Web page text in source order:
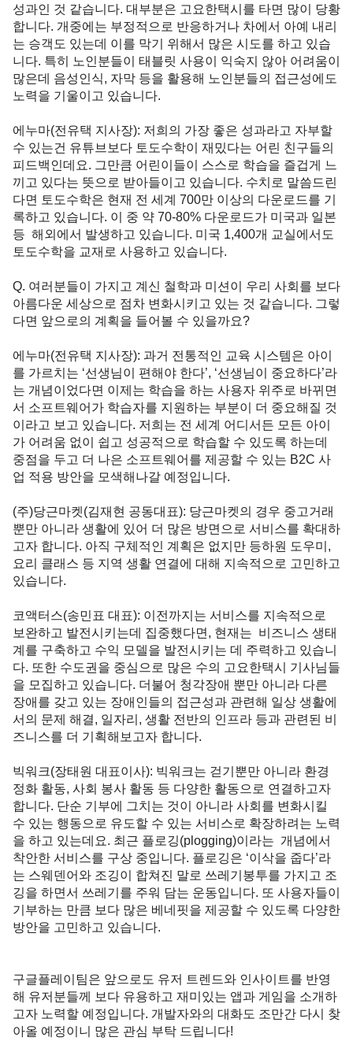
성과인 것 같습니다. 대부분은 고요한택시를 타면 많이 당황
합니다. 개중에는 부정적으로 반응하거나 차에서 아예 내리
는 승객도 있는데 이를 막기 위해서 많은 시도를 하고 있습
니다. 특히 노인분들이 태블릿 사용이 익숙지 않아 어려움이
많은데 음성인식, 자막 등을 활용해 노인분들의 접근성에도
노력을 기울이고 있습니다.
에누마(전유택 지사장): 저희의 가장 좋은 성과라고 자부할
수 있는건 유튜브보다 토도수학이 재밌다는 어린 친구들의
피드백인데요. 그만큼 어린이들이 스스로 학습을 즐겁게 느
끼고 있다는 뜻으로 받아들이고 있습니다. 수치로 말씀드린
다면 토도수학은 현재 전 세계 700만 이상의 다운로드를 기
록하고 있습니다. 이 중 약 70-80% 다운로드가 미국과 일본
등  해외에서 발생하고 있습니다. 미국 1,400개 교실에서도
토도수학을 교재로 사용하고 있습니다.
Q. 여러분들이 가지고 계신 철학과 미션이 우리 사회를 보다
아름다운 세상으로 점차 변화시키고 있는 것 같습니다. 그렇
다면 앞으로의 계획을 들어볼 수 있을까요?
에누마(전유택 지사장): 과거 전통적인 교육 시스템은 아이
를 가르치는 ‘선생님이 편해야 한다’, ‘선생님이 중요하다’라
는 개념이었다면 이제는 학습을 하는 사용자 위주로 바뀌면
서 소프트웨어가 학습자를 지원하는 부분이 더 중요해질 것
이라고 보고 있습니다. 저희는 전 세계 어디서든 모든 아이
가 어려움 없이 쉽고 성공적으로 학습할 수 있도록 하는데
중점을 두고 더 나은 소프트웨어를 제공할 수 있는 B2C 사
업 적용 방안을 모색해나갈 예정입니다.
(주)당근마켓(김재현 공동대표): 당근마켓의 경우 중고거래
뿐만 아니라 생활에 있어 더 많은 방면으로 서비스를 확대하
고자 합니다. 아직 구체적인 계획은 없지만 등하원 도우미,
요리 클래스 등 지역 생활 연결에 대해 지속적으로 고민하고
있습니다.
코액터스(송민표 대표): 이전까지는 서비스를 지속적으로
보완하고 발전시키는데 집중했다면, 현재는  비즈니스 생태
계를 구축하고 수익 모델을 발전시키는 데 주력하고 있습니
다. 또한 수도권을 중심으로 많은 수의 고요한택시 기사님들
을 모집하고 있습니다. 더불어 청각장애 뿐만 아니라 다른
장애를 갖고 있는 장애인들의 접근성과 관련해 일상 생활에
서의 문제 해결, 일자리, 생활 전반의 인프라 등과 관련된 비
즈니스를 더 기획해보고자 합니다.
빅워크(장태원 대표이사): 빅워크는 걷기뿐만 아니라 환경
정화 활동, 사회 봉사 활동 등 다양한 활동으로 연결하고자
합니다. 단순 기부에 그치는 것이 아니라 사회를 변화시킬
수 있는 행동으로 유도할 수 있는 서비스로 확장하려는 노력
을 하고 있는데요. 최근 플로깅(plogging)이라는  개념에서
착안한 서비스를 구상 중입니다. 플로깅은 ‘이삭을 줍다’라
는 스웨덴어와 조깅이 합쳐진 말로 쓰레기봉투를 가지고 조
깅을 하면서 쓰레기를 주워 담는 운동입니다. 또 사용자들이
기부하는 만큼 보다 많은 베네핏을 제공할 수 있도록 다양한
방안을 고민하고 있습니다.
구글플레이팀은 앞으로도 유저 트렌드와 인사이트를 반영
해 유저분들께 보다 유용하고 재미있는 앱과 게임을 소개하
고자 노력할 예정입니다. 개발자와의 대화도 조만간 다시 찾
아올 예정이니 많은 관심 부탁 드립니다!